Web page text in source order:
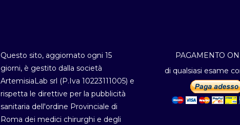
Questo sito, aggiornato ogni 15
giorni, è gestito dalla società
ArtemisiaLab srl (P.Iva 10223111005) e
rispetta le direttive per la pubblicità
sanitaria dell'ordine Provinciale di
Roma dei medici chirurghi e degli
PAGAMENTO
di qualsiasi esame